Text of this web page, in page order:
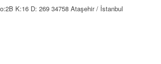
K:16 D: 269 34758 Ataşehir / İstanbul